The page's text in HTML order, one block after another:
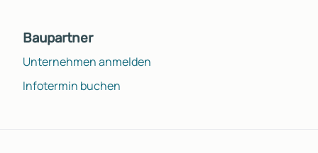
Baupartner
Unternehmen anmelden
Infotermin buchen